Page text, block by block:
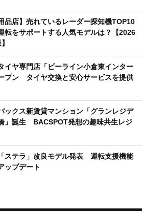
品店】売れているレーダー探知機TOP10
転をサポートする人気モデルは？【2026
イヤ専門店「ビーライン小倉東インター
プン タイヤ交換と安心サービスを提供
ックス新賃貸マンション「グランレジデ
」誕生 BACSPOT発想の趣味共生レジ
ステラ」改良モデル発表 運転支援機能
ップデート